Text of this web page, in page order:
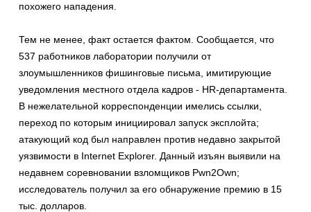
похожего нападения.
Тем не менее, факт остается фактом. Сообщается, что
537 работников лаборатории получили от
злоумышленников фишинговые письма, имитирующие
уведомления местного отдела кадров - HR-департамента.
В нежелательной корреспонденции имелись ссылки,
переход по которым инициировал запуск эксплойта;
атакующий код был направлен против недавно закрытой
уязвимости в Internet Explorer. Данный изъян выявили на
недавнем соревновании взломщиков Pwn2Own;
исследователь получил за его обнаружение премию в 15
тыс. долларов.